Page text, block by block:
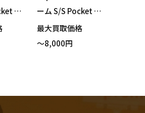
Te
ック
り
ーム S/S Pocket Te
e Tシャツ ホワイト
Lサイズ 買い取りま
最大買取価格
～8,000円